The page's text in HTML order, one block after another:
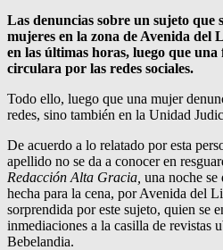
Las denuncias sobre un sujeto que
mujeres en la zona de Avenida
en las últimas horas, luego que
circulara por las redes sociales.
Todo ello, luego que una mujer
redes, sino también en la Unidad
De acuerdo a lo relatado por esta
apellido no se da a conocer en
Redacción Alta Gracia, una noche
hecha para la cena, por Avenida del
sorprendida por este sujeto, quien se
inmediaciones a la casilla de revistas
Bebelandia.